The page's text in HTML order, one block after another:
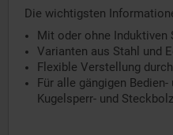
Die wichtigsten
Mit oder ohne Induktiven
Varianten aus Stahl und
Flexible Verstellung
Für alle gängigen
Kugelsperr- und